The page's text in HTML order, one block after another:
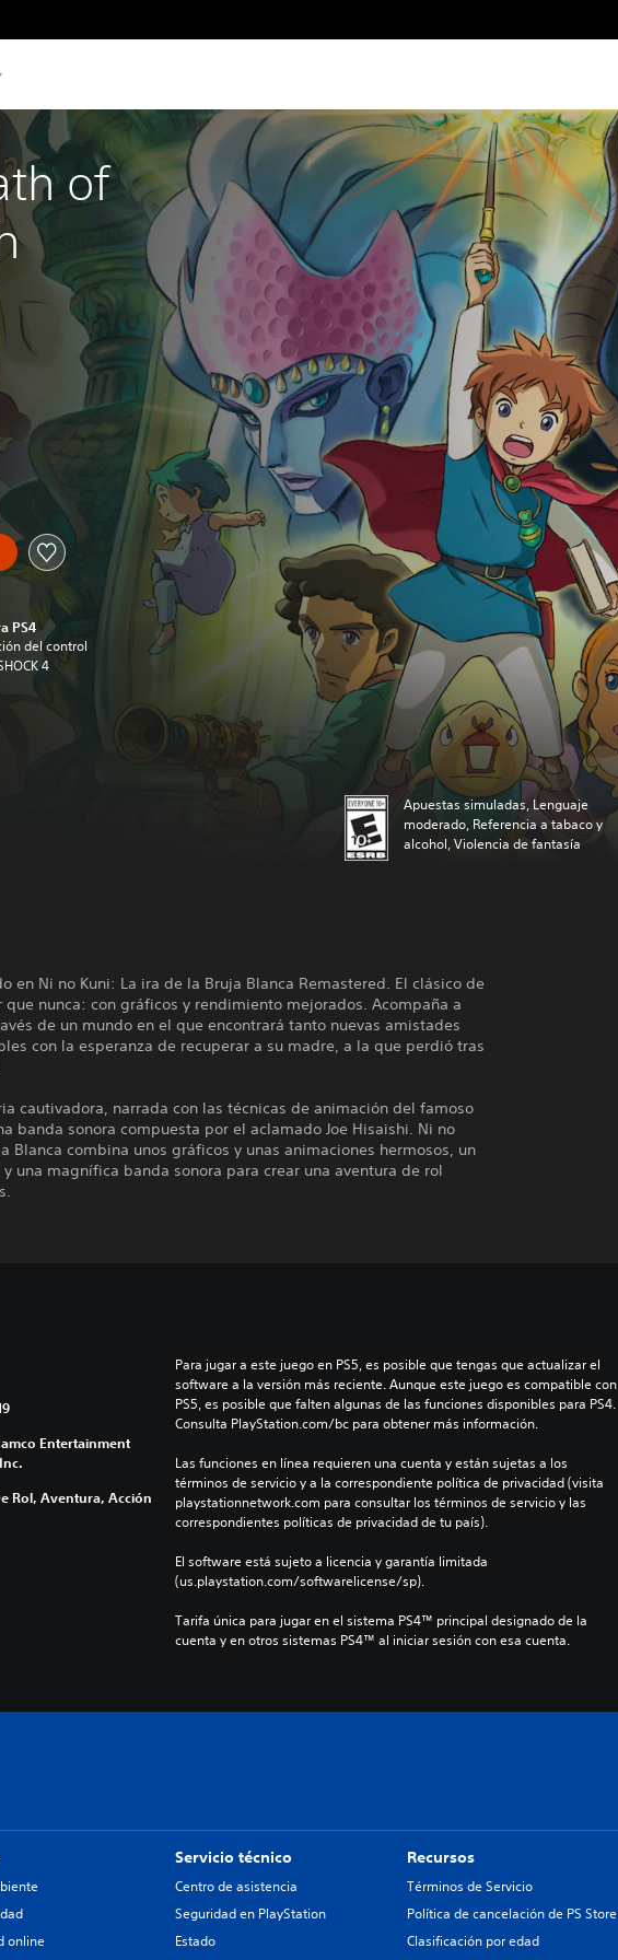
of
PS4
del control
4
Apuestas simuladas, Lenguaje
moderado, Referencia a tabaco y
alcohol, Violencia de fantasía
en Ni no Kuni: La ira de la Bruja Blanca Remastered. El clásico de
que nunca: con gráficos y rendimiento mejorados. Acompaña a
de un mundo en el que encontrará tanto nuevas amistades
con la esperanza de recuperar a su madre, a la que perdió tras
cautivadora, narrada con las técnicas de animación del famoso
banda sonora compuesta por el aclamado Joe Hisaishi. Ni no
Blanca combina unos gráficos y unas animaciones hermosos, un
una magnífica banda sonora para crear una aventura de rol
Entertainment
Rol, Aventura, Acción
Para jugar a este juego en PS5, es posible que tengas que actualizar el
software a la versión más reciente. Aunque este juego es compatible con
PS5, es posible que falten algunas de las funciones disponibles para PS4.
Consulta PlayStation.com/bc para obtener más información.
Las funciones en línea requieren una cuenta y están sujetas a los
términos de servicio y a la correspondiente política de privacidad (visita
playstationnetwork.com para consultar los términos de servicio y las
correspondientes políticas de privacidad de tu país).
El software está sujeto a licencia y garantía limitada
(us.playstation.com/softwarelicense/sp).
Tarifa única para jugar en el sistema PS4™ principal designado de la
cuenta y en otros sistemas PS4™ al iniciar sesión con esa cuenta.
online
Servicio técnico
Centro de asistencia
Seguridad en PlayStation
Estado
Recursos
Términos de Servicio
Política de cancelación de PS Store
Clasificación por edad